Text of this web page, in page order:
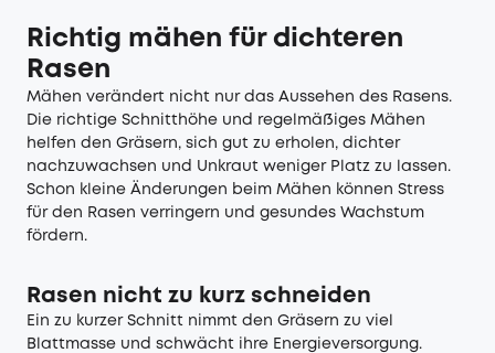
Richtig mähen für dichteren
Rasen
Mähen verändert nicht nur das Aussehen des Rasens.
Die richtige Schnitthöhe und regelmäßiges Mähen
helfen den Gräsern, sich gut zu erholen, dichter
nachzuwachsen und Unkraut weniger Platz zu lassen.
Schon kleine Änderungen beim Mähen können Stress
für den Rasen verringern und gesundes Wachstum
fördern.
Rasen nicht zu kurz schneiden
Ein zu kurzer Schnitt nimmt den Gräsern zu viel
Blattmasse und schwächt ihre Energieversorgung.